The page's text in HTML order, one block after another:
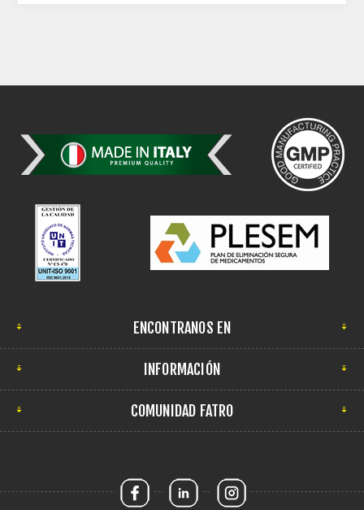
ENCONTRANOS EN
INFORMACIÓN
COMUNIDAD FATRO